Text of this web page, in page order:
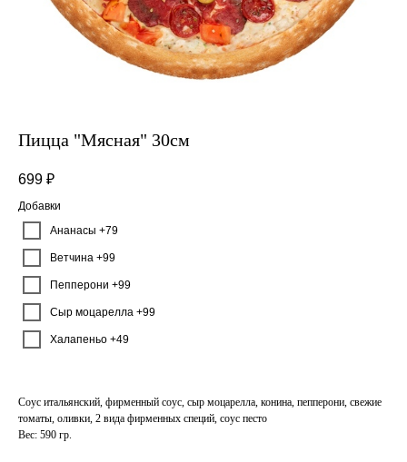
Пицца "Мясная" 30см
699 ₽
Добавки
Ананасы +79
Ветчина +99
Пепперони +99
Сыр моцарелла +99
Халапеньо +49
Соус итальянский, фирменный соус, сыр моцарелла, конина, пепперони, свежие
томаты, оливки, 2 вида фирменных специй, соус песто
Вес: 590 гр.